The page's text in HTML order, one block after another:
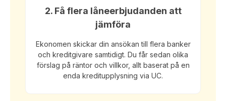
2. Få flera låneerbjudanden att
jämföra
Ekonomen skickar din ansökan till flera banker
och kreditgivare samtidigt. Du får sedan olika
förslag på räntor och villkor, allt baserat på en
enda kreditupplysning via UC.